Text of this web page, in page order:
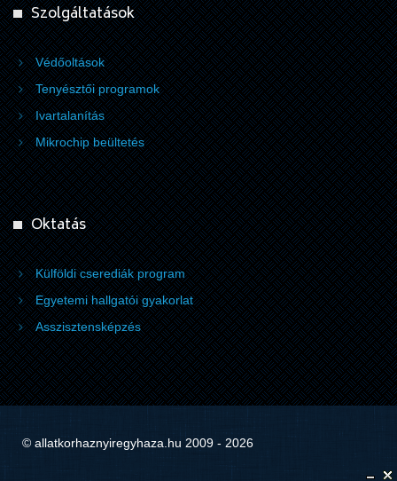
Szolgáltatások
Védőoltások
Tenyésztői programok
Ivartalanítás
Mikrochip beültetés
Oktatás
Külföldi cserediák program
Egyetemi hallgatói gyakorlat
Asszisztensképzés
© allatkorhaznyiregyhaza.hu 2009 - 2026